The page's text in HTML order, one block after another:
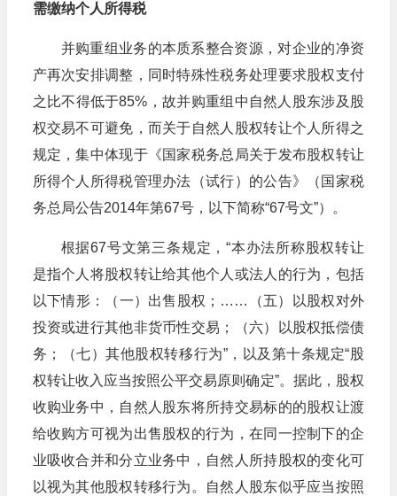
需缴纳个人所得税
并购重组业务的本质系整合资源，对企业的净资
产再次安排调整，同时特殊性税务处理要求股权支付
之比不得低于85%，故并购重组中自然人股东涉及股
权交易不可避免，而关于自然人股权转让个人所得之
规定，集中体现于《国家税务总局关于发布股权转让
所得个人所得税管理办法（试行）的公告》（国家税
务总局公告2014年第67号，以下简称“67号文”）。
根据67号文第三条规定，“本办法所称股权转让
是指个人将股权转让给其他个人或法人的行为，包括
以下情形：（一）出售股权；……（五）以股权对外
投资或进行其他非货币性交易；（六）以股权抵偿债
务；（七）其他股权转移行为”，以及第十条规定“股
权转让收入应当按照公平交易原则确定”。据此，股权
收购业务中，自然人股东将所持交易标的的股权让渡
给收购方可视为出售股权的行为，在同一控制下的企
业吸收合并和分立业务中，自然人所持股权的变化可
以视为其他股权转移行为。自然人股东似乎应当按照